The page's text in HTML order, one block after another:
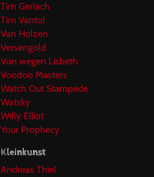
Tim Gerlach
Tim Vantol
Van Holzen
Versengold
Von wegen Lisbeth
Voodoo Masters
Watch Out Stampede
Watsky
Willy Elliot
Your Prophecy
Kleinkunst
Andreas Thiel